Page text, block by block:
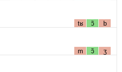
tʁ ɔ̃ b
m ɔ̃ ʒ